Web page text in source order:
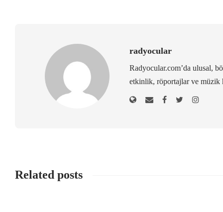
radyocular
Radyocular.com’da ulusal,
etkinlik, röportajlar ve müzik
Related posts